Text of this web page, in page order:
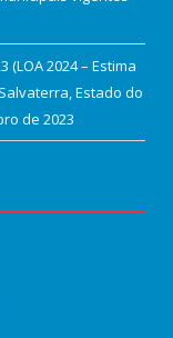
(LOA 2024 – Estima
Estado do
de 2023